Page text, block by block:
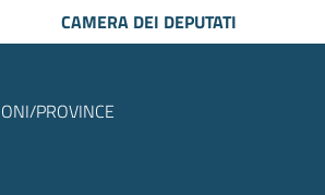
CAMERA DEI DEPUTATI
PROVINCE